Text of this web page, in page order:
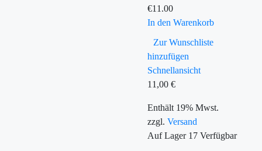
€11.00
In den Warenkorb
Zur Wunschliste
hinzufügen
Schnellansicht
11,00 €
Enthält 19% Mwst.
zzgl. Versand
Auf Lager17 Verfügbar